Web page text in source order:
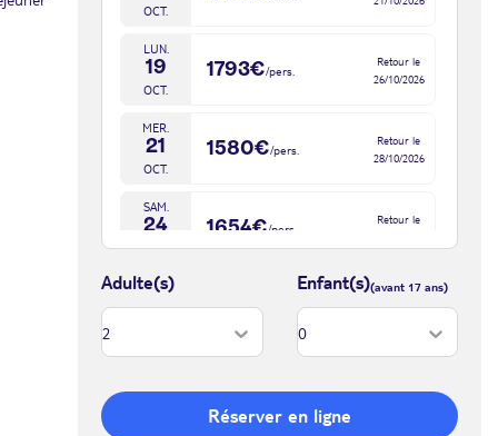
OCT.
LUN.
19
OCT.
1793€/pers.
Retour le
26/10/2026
MER.
21
OCT.
1580€/pers.
Retour le
28/10/2026
SAM.
24
OCT.
1654€/pers.
Retour le
Adulte(s) Enfant(s)
Réserver en ligne